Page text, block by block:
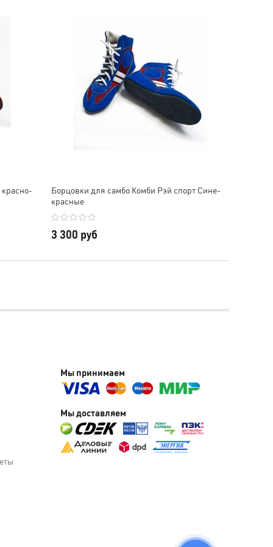
Борцовки для самбо Комби Рэй спорт Сине-
красные
3 300 руб
Мы принимаем
Мы доставляем